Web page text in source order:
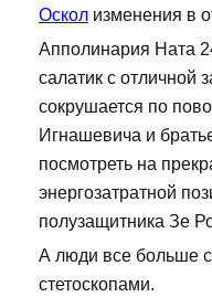
Оскол изменения в
Апполинария Ната
салатик с отличной
сокрушается по
Игнашевича и
посмотреть на
энергозатратной
полузащитника Зе
А люди все больше
стетоскопами.